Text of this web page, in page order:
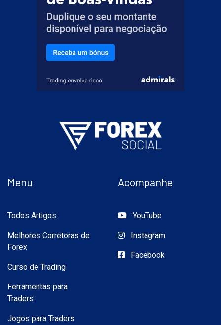
Menu
Todos Artigos
Melhores Corretoras de
Forex
Curso de Trading
Ferramentas para
Traders
Jogos para Traders
Acompanhe
YouTube
Instagram
Facebook